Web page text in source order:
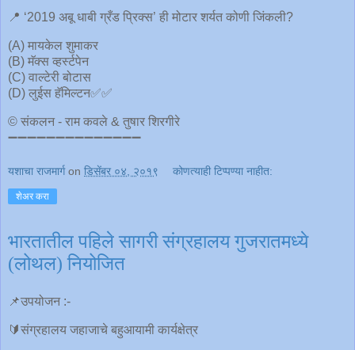
📍 ‘2019 अबू धाबी ग्रँड प्रिक्स’ ही मोटार शर्यत कोणी जिंकली?
(A) मायकेल शुमाकर
(B) मॅक्स व्हर्स्टपेन
(C) वाल्टेरी बोटास
(D) लुईस हॅमिल्टन✅✅
© संकलन - राम कवले & तुषार शिरगीरे
➖➖➖➖➖➖➖➖➖➖➖➖➖➖
यशाचा राजमार्ग on डिसेंबर ०४, २०१९ कोणत्याही टिप्पण्‍या नाहीत:
शेअर करा
भारतातील पहिले सागरी संग्रहालय गुजरातमध्ये
(लोथल) नियोजित
📌उपयोजन :-
🔰संग्रहालय जहाजाचे बहुआयामी कार्यक्षेत्र